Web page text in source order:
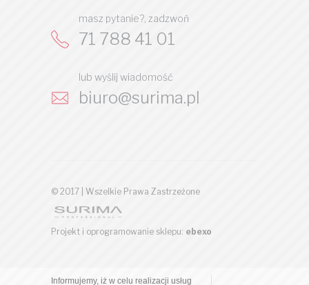
masz pytanie?, zadzwoń
71 788 41 01
lub wyślij wiadomość
biuro@surima.pl
© 2017 | Wszelkie Prawa Zastrzeżone
Projekt i oprogramowanie sklepu: ebexo
Informujemy, iż w celu realizacji usług